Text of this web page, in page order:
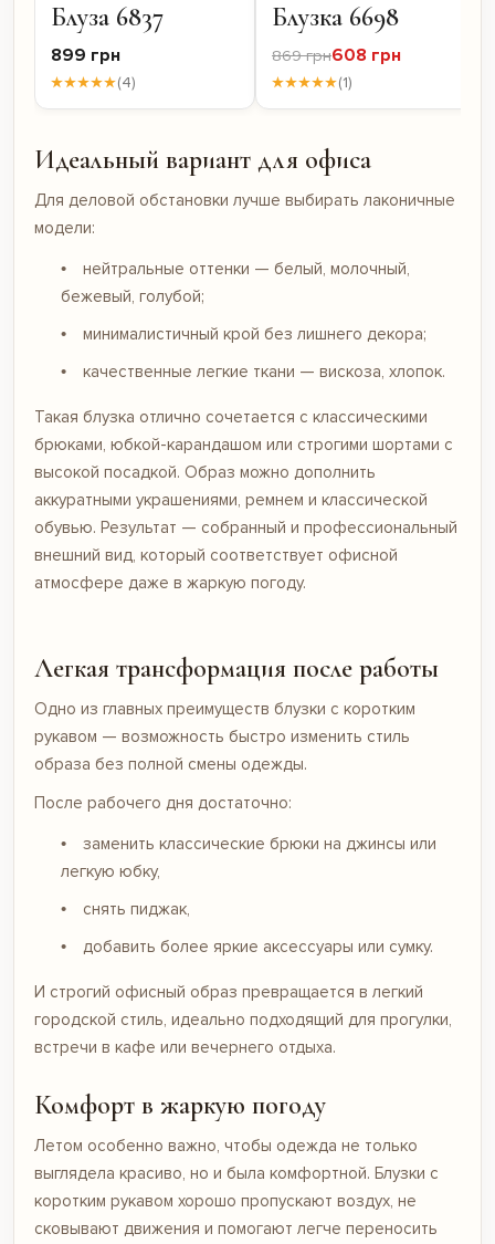
Блуза 6837
899 грн
★★★★★(4)
Блузка 6698
869 грн608 грн
★★★★★(1)
Идеальный вариант для офиса
Для деловой обстановки лучше выбирать лаконичные
модели:
нейтральные оттенки — белый, молочный,
бежевый, голубой;
минималистичный крой без лишнего декора;
качественные легкие ткани — вискоза, хлопок.
Такая блузка отлично сочетается с классическими
брюками, юбкой-карандашом или строгими шортами с
высокой посадкой. Образ можно дополнить
аккуратными украшениями, ремнем и классической
обувью. Результат — собранный и профессиональный
внешний вид, который соответствует офисной
атмосфере даже в жаркую погоду.
Легкая трансформация после работы
Одно из главных преимуществ блузки с коротким
рукавом — возможность быстро изменить стиль
образа без полной смены одежды.
После рабочего дня достаточно:
заменить классические брюки на джинсы или
легкую юбку,
снять пиджак,
добавить более яркие аксессуары или сумку.
И строгий офисный образ превращается в легкий
городской стиль, идеально подходящий для прогулки,
встречи в кафе или вечернего отдыха.
Комфорт в жаркую погоду
Летом особенно важно, чтобы одежда не только
выглядела красиво, но и была комфортной. Блузки с
коротким рукавом хорошо пропускают воздух, не
сковывают движения и помогают легче переносить